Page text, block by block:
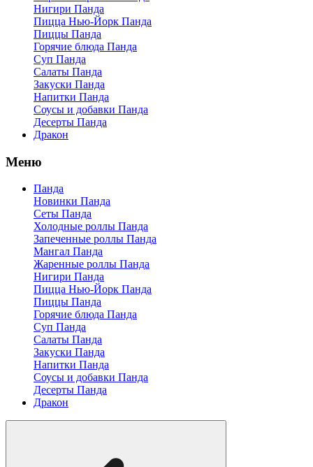
Нигири Панда
Пицца Нью-Йорк Панда
Пиццы Панда
Горячие блюда Панда
Суп Панда
Салаты Панда
Закуски Панда
Напитки Панда
Соусы и добавки Панда
Десерты Панда
Дракон
Меню
Панда
Новинки Панда
Сеты Панда
Холодные роллы Панда
Запеченные роллы Панда
Мангал Панда
Жаренные роллы Панда
Нигири Панда
Пицца Нью-Йорк Панда
Пиццы Панда
Горячие блюда Панда
Суп Панда
Салаты Панда
Закуски Панда
Напитки Панда
Соусы и добавки Панда
Десерты Панда
Дракон